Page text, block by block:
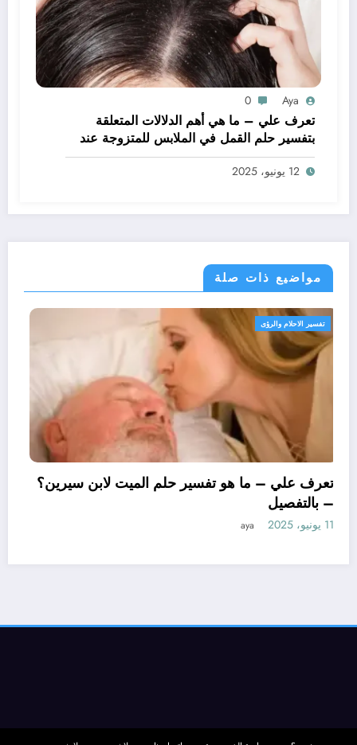
Aya
0
تعرف علي – ما هي أهم الدلالات المتعلقة
بتفسير حلم القمل في الملابس للمتزوجة عند
ابن سيرين؟ – بالتفصيل
12 يونيو، 2025
مواضيع ذات صلة
تفسير الاحلام والرؤى
تعرف علي – ما هو تفسير حلم الميت لابن
– بالتفصيل
11 يونيو، 2025